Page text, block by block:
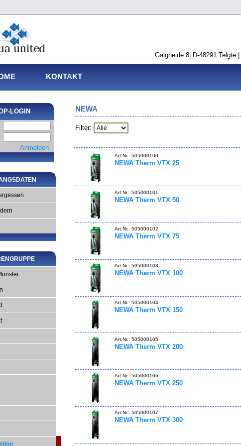
Galgheide 8| D-48291 Telgte |
KONTAKT
LOGIN
Anmelden
NEWA
Filter:
Art.Nr.: 505000100
NEWA Therm VTX 25
Art.Nr.: 505000101
NEWA Therm VTX 50
Art.Nr.: 505000102
NEWA Therm VTX 75
Art.Nr.: 505000103
NEWA Therm VTX 100
Art.Nr.: 505000104
NEWA Therm VTX 150
Art.Nr.: 505000105
NEWA Therm VTX 200
Art.Nr.: 505000106
NEWA Therm VTX 250
Art.Nr.: 505000107
NEWA Therm VTX 300